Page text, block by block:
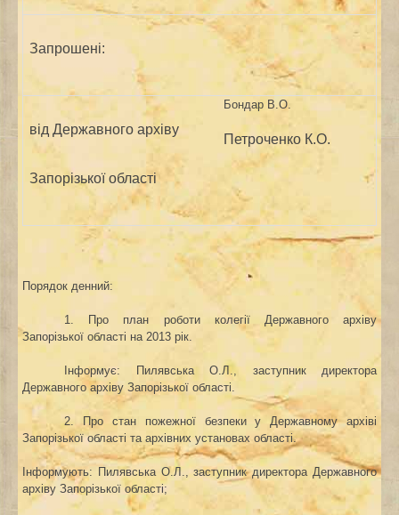
Запрошені:
від Державного архіву
Запорізької області
Бондар В.О.
Петроченко К.О.
Порядок денний:
1 Про план роботи колегії Державного архіву
Запорізької області на 201 3 рік
Інформує: Пилявська О.Л., заступник директора
Державного архіву Запорізької області.
2.
Про стан пожежної безпеки у Державному архіві
Запорізької області та архівних установах області.
Інформують: Пилявська О.Л., заступник директора Державного
архіву Запорізької області;